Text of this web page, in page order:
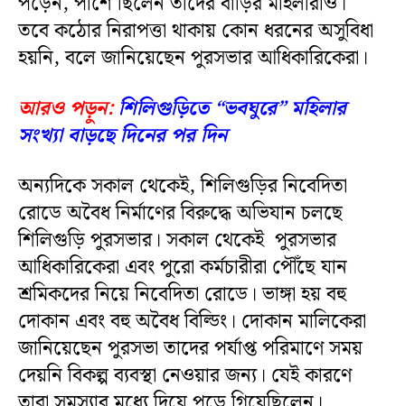
তবে কঠোর নিরাপত্তা থাকায় কোন ধরনের অসুবিধা
হয়নি, বলে জানিয়েছেন পুরসভার আধিকারিকেরা।
আরও পড়ুন: শিলিগুড়িতে “ভবঘুরে” মহিলার
সংখ্যা বাড়ছে দিনের পর দিন
অন্যদিকে সকাল থেকেই, শিলিগুড়ির নিবেদিতা
রোডে অবৈধ নির্মাণের বিরুদ্ধে অভিযান চলছে
শিলিগুড়ি পুরসভার। সকাল থেকেই পুরসভার
আধিকারিকেরা এবং পুরো কর্মচারীরা পৌঁছে যান
শ্রমিকদের নিয়ে নিবেদিতা রোডে। ভাঙ্গা হয় বহু
দোকান এবং বহু অবৈধ বিল্ডিং। দোকান মালিকেরা
জানিয়েছেন পুরসভা তাদের পর্যাপ্ত পরিমাণে সময়
দেয়নি বিকল্প ব্যবস্থা নেওয়ার জন্য। যেই কারণে